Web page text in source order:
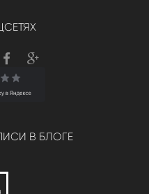
В БЛОГЕ